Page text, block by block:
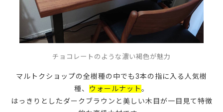
チョコレートのような濃い褐色が魅力
マルトクショップの全樹種の中でも3本の指に入る人気樹
種、
ウォールナット。
はっきりとしたダークブラウンと美しい木目が一目見て特徴